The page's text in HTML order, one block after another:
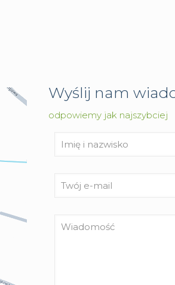
Wyślij nam
odpowiemy jak najszybciej